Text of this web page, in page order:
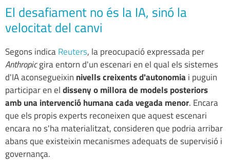
El desafiament no és la IA, sinó la
velocitat del canvi
Segons indicaReuters, la preocupació expressada per
Anthropicgira entorn d'un escenari en el qual els sistemes
d'IA aconsegueixin nivells creixents d'autonomia i puguin
participar en eldisseny o millora de models posteriors
amb una intervenció humana cada vegada menor. Encara
que els propis experts reconeixen que aquest escenari
encara no s'ha materialitzat, consideren que podria arribar
abans que existeixin mecanismes adequats de supervisió i
governança.